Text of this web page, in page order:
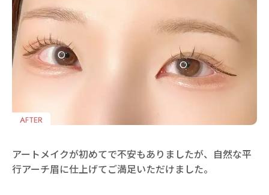
アートメイクが初めてで不安もありましたが、自然な平
行アーチ眉に仕上げてご満足いただけました。
AFTER